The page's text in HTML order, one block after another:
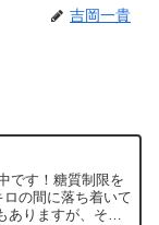
吉岡一貴
です！糖質制限を
の間に落ち着いて
ありますが、それ